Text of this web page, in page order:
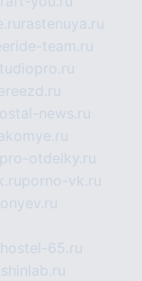
rastenuya.ru
team.ru
news.ru
pro-otdelky.ru
porno-vk.ru
hostel-65.ru